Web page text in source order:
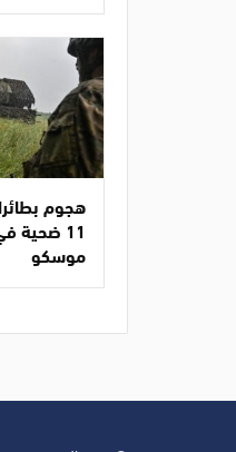
هجوم
11
موسكو